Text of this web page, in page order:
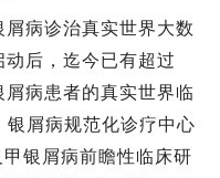
病诊治真实世界大数
动后，迄今已有超过
病患者的真实世界临
银屑病规范化诊疗中心
银屑病前瞻性临床研